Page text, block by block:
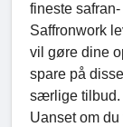
fineste
Saffronwork
vil gøre dine
spare på
særlige tilbud.
Uanset om